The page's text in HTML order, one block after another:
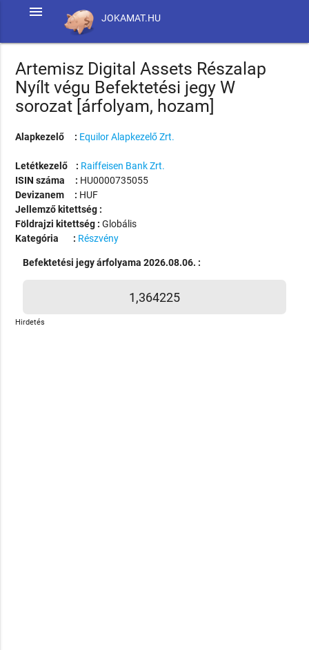
JOKAMAT.HU
menu
Artemisz Digital Assets Részalap
Nyílt végu Befektetési jegy W
sorozat [árfolyam, hozam]
Alapkezelő : Equilor Alapkezelő Zrt.
Letétkezelő : Raiffeisen Bank Zrt.
ISIN száma : HU0000735055
Devizanem : HUF
Jellemző kitettség :
Földrajzi kitettség :Globális
Kategória : Részvény
Befektetési jegy árfolyama 2026.08.06. :
1,364225
Hirdetés